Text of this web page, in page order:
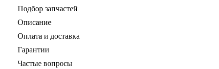
Подбор запчастей
Описание
Оплата и доставка
Гарантии
Частые вопросы